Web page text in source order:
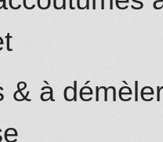
& à